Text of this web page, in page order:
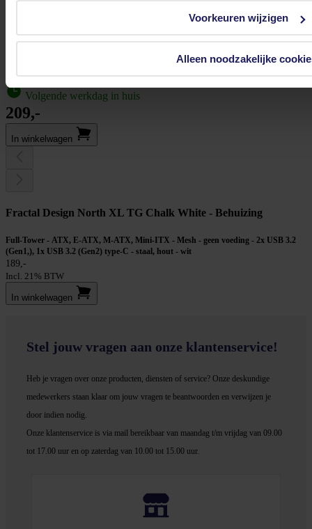
Voorkeuren wijzigen
Alleen noodzakelijke
Fractal Design Define 7 Black TG Dark Tint - Behuizing
Volgende werkdag in huis
209,-
In winkel­wagen
Fractal Design North XL TG Chalk White - Behuizing
Full-Tower - ATX, E-ATX, M-ATX, Mini-ITX - Mesh - geen voeding - 2x USB 3.2
(Gen1,), 1x USB 3.2 (Gen2) type-C - staal, hout - wit
189,-
Incl. 21% BTW
In winkel­wagen
Stel jouw vragen aan onze klantenservice!
Heb je vragen over onze producten, diensten of service? Onze deskundige
medewerkers staan klaar om jouw vragen te beantwoorden en verwijzen je
door indien nodig.
Onze klantenservice is via mail bereikbaar van maandag t/m vrijdag van 09.00
tot 17.00 uur en op zaterdag van 10.00 tot 15.00 uur.